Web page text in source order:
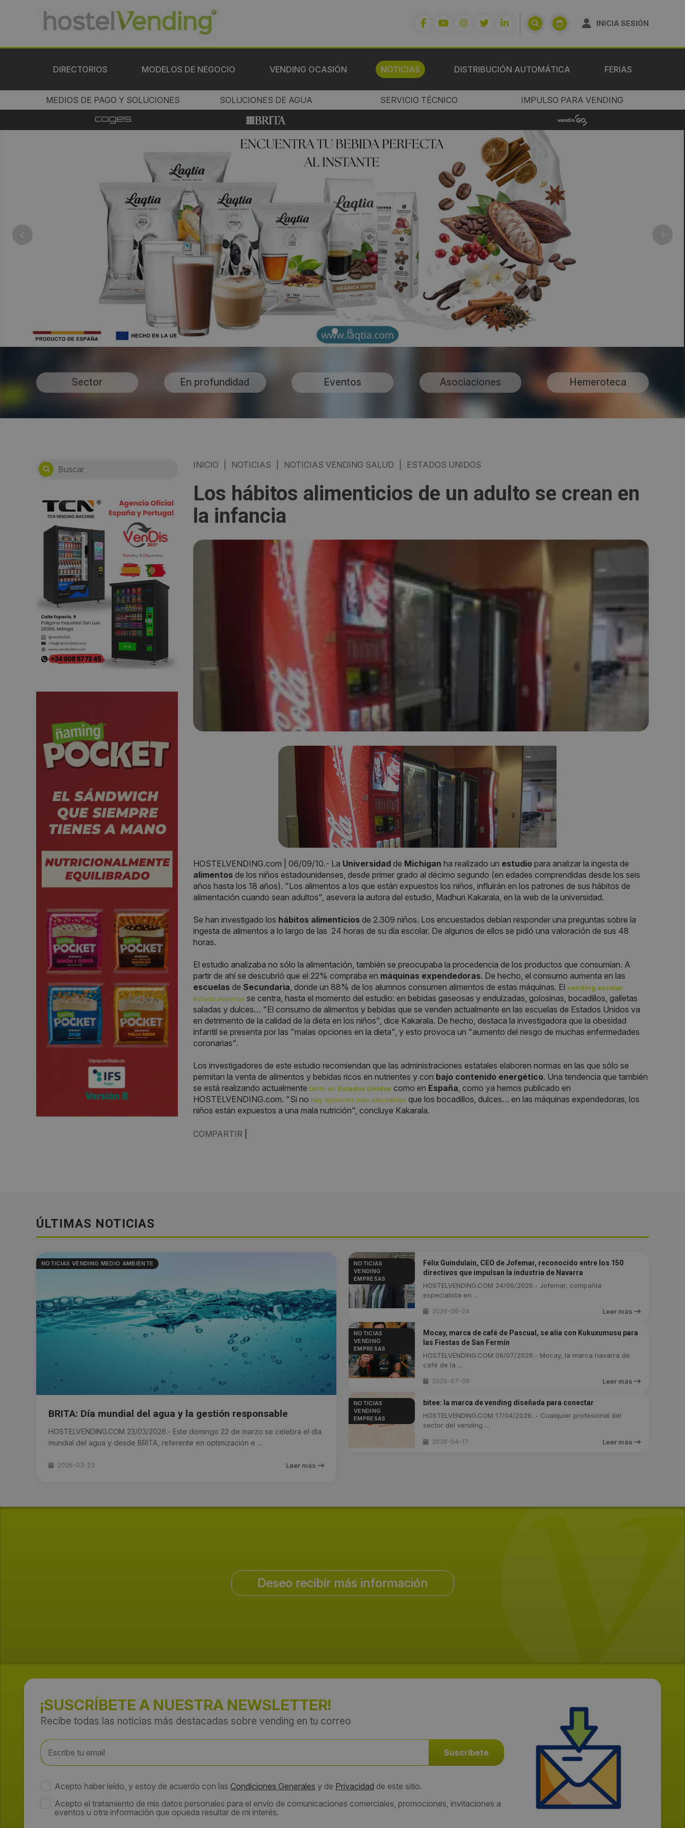
INICIA SESIÓN
DIRECTORIOS MODELOS DE NEGOCIO VENDING OCASIÓN NOTICIAS DISTRIBUCIÓN AUTOMÁTICA FERIAS
MEDIOS DE PAGO Y SOLUCIONES SOLUCIONES DE AGUA SERVICIO TÉCNICO IMPULSO PARA VENDING
Sector En profundidad Eventos Asociaciones Hemeroteca
INICIO NOTICIAS NOTICIAS VENDING SALUD ESTADOS UNIDOS
Los hábitos alimenticios de un adulto se crean en
la infancia
HOSTELVENDING.com | 06/09/10.- La Universidad de Michigan ha realizado un estudio para analizar la ingesta de
alimentos de los niños estadounidenses, desde primer grado al décimo segundo (en edades comprendidas desde los seis
años hasta los 18 años). "Los alimentos a los que están expuestos los niños, influirán en los patrones de sus hábitos de
alimentación cuando sean adultos", asevera la autora del estudio, Madhuri Kakarala, en la web de la universidad.
Se han investigado los hábitos alimenticios de 2.309 niños. Los encuestados debían responder una preguntas sobre la
ingesta de alimentos a lo largo de las 24 horas de su día escolar. De algunos de ellos se pidió una valoración de sus 48
horas.
El estudio analizaba no sólo la alimentación, también se preocupaba la procedencia de los productos que consumían. A
partir de ahí se descubrió que el 22% compraba en máquinas expendedoras. De hecho, el consumo aumenta en las
escuelas de Secundaria, donde un 88% de los alumnos consumen alimentos de estas máquinas. El vending escolar
estadounidense se centra, hasta el momento del estudio: en bebidas gaseosas y endulzadas, golosinas, bocadillos, galletas
saladas y dulces… "El consumo de alimentos y bebidas que se venden actualmente en las escuelas de Estados Unidos va
en detrimento de la calidad de la dieta en los niños", dice Kakarala. De hecho, destaca la investigadora que la obesidad
infantil se presenta por las "malas opciones en la dieta", y esto provoca un "aumento del riesgo de muchas enfermedades
coronarias".
Los investigadores de este estudio recomiendan que las administraciones estatales elaboren normas en las que sólo se
permitan la venta de alimentos y bebidas ricos en nutrientes y con bajo contenido energético. Una tendencia que también
se está realizando actualmente tanto en Estados Unidos como en España, como ya hemos publicado en
HOSTELVENDING.com. "Si no hay opciones más saludables que los bocadillos, dulces… en las máquinas expendedoras, los
niños están expuestos a una mala nutrición", concluye Kakarala.
COMPARTIR
ÚLTIMAS NOTICIAS
NOTICIAS VENDING MEDIO AMBIENTE
BRITA: Día mundial del agua y la gestión responsable
HOSTELVENDING.COM 23/03/2026.- Este domingo 22 de marzo se celebra el día
mundial del agua y desde BRITA, referente en optimización e ...
2026-03-23 Leer más
NOTICIAS
VENDING
EMPRESAS
Félix Guindulain, CEO de Jofemar, reconocido entre los 150
directivos que impulsan la industria de Navarra
HOSTELVENDING.COM 24/06/2026.- Jofemar, compañía
especialista en ...
2026-06-24 Leer más
NOTICIAS
VENDING
EMPRESAS
Mocay, marca de café de Pascual, se alía con Kukuxumusu para
las Fiestas de San Fermín
HOSTELVENDING.COM 06/07/2026.- Mocay, la marca navarra de
café de la ...
2026-07-06 Leer más
NOTICIAS
VENDING
EMPRESAS
bitee: la marca de vending diseñada para conectar
HOSTELVENDING.COM 17/04/2026. - Cualquier profesional del
sector del vending ...
2026-04-17 Leer más
Deseo recibir más información
¡SUSCRÍBETE A NUESTRA NEWSLETTER!
Recibe todas las noticias más destacadas sobre vending en tu correo
Acepto haber leído, y estoy de acuerdo con las Condiciones Generales y de Privacidad de este sitio.
Acepto el tratamiento de mis datos personales para el envío de comunicaciones comerciales, promociones, invitaciones a
eventos u otra información que opueda resultar de mi interés.